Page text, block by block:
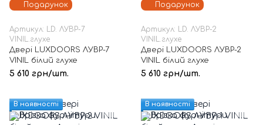
Подарунок
Артикул: LD. ЛУВР-7
VINIL.глухе
Двері LUXDOORS ЛУВР-7
VINIL білий глухе
5 610 грн/шт.
Подарунок
Артикул: LD. ЛУВР-2
VINIL.глухе
Двері LUXDOORS ЛУВР-2
VINIL білий глухе
5 610 грн/шт.
В наявності В наявності